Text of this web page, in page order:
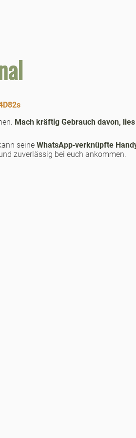
Mach kräftig Gebrauch davon,
seine WhatsApp‑verknüpfte
zuverlässig bei euch ankommen.